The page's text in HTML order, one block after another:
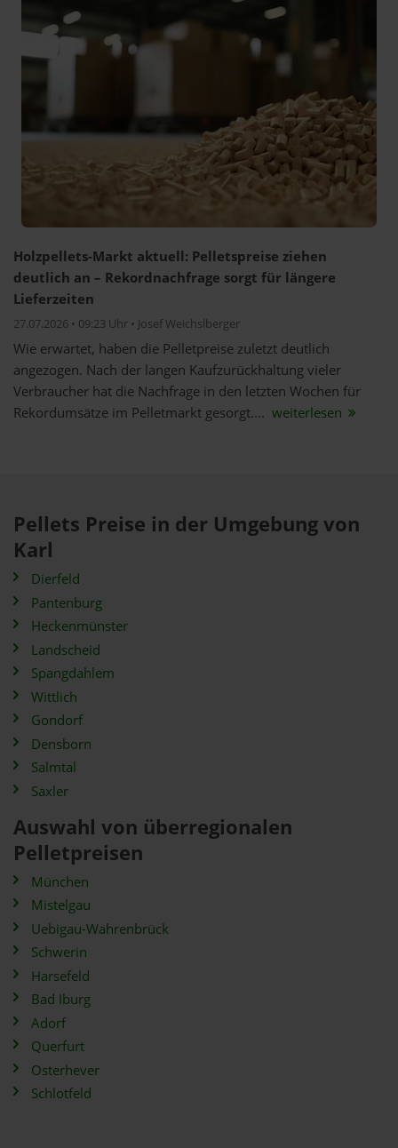
Holzpellets-Markt aktuell: Pelletspreise ziehen
deutlich an – Rekordnachfrage sorgt für längere
Lieferzeiten
27.07.2026 • 09:23 Uhr • Josef Weichslberger
Wie erwartet, haben die Pelletpreise zuletzt deutlich
angezogen. Nach der langen Kaufzurückhaltung vieler
Verbraucher hat die Nachfrage in den letzten Wochen für
Rekordumsätze im Pelletmarkt gesorgt.... weiterlesen
Pellets Preise in der Umgebung von
Karl
Dierfeld
Pantenburg
Heckenmünster
Landscheid
Spangdahlem
Wittlich
Gondorf
Densborn
Salmtal
Saxler
Auswahl von überregionalen
Pelletpreisen
München
Mistelgau
Uebigau-Wahrenbrück
Schwerin
Harsefeld
Bad Iburg
Adorf
Querfurt
Osterhever
Schlotfeld